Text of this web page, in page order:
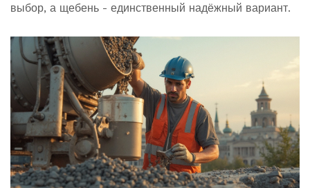
выбор, а щебень - единственный надёжный вариант.